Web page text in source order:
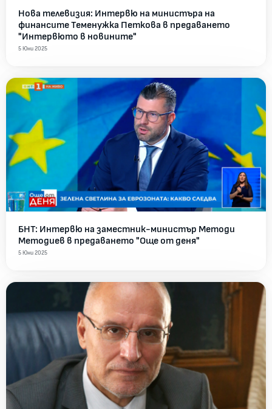
Нова телевизия: Интервю на министъра на
финансите Теменужка Петкова в предаването
"Интервюто в новините"
5 Юни 2025
БНТ: Интервю на заместник-министър Методи
Методиев в предаването "Още от деня"
5 Юни 2025